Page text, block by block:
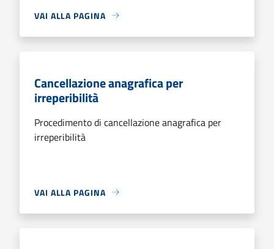
VAI ALLA PAGINA
Cancellazione anagrafica per
irreperibilità
Procedimento di cancellazione anagrafica per
irreperibilità
VAI ALLA PAGINA